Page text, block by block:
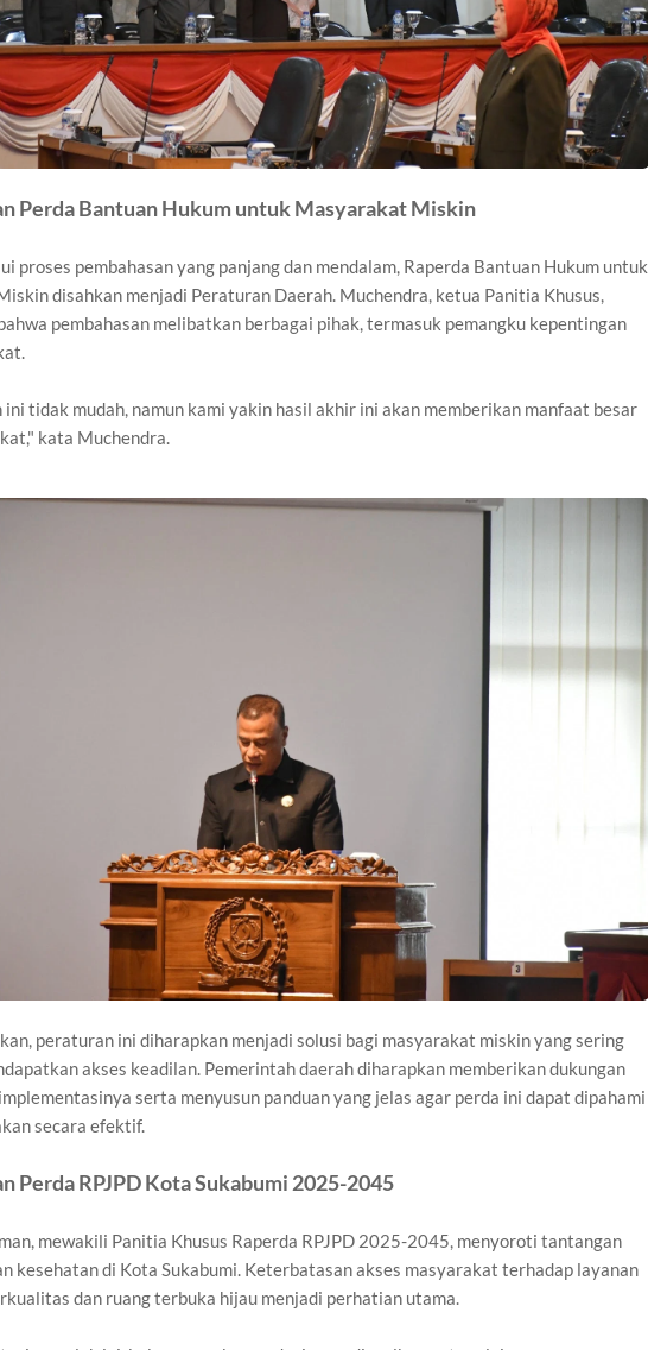
Perda Bantuan Hukum untuk Masyarakat Miskin
proses pembahasan yang panjang dan mendalam, Raperda Bantuan Hukum untuk
disahkan menjadi Peraturan Daerah. Muchendra, ketua Panitia Khusus,
pembahasan melibatkan berbagai pihak, termasuk pemangku kepentingan
ini tidak mudah, namun kami yakin hasil akhir ini akan memberikan manfaat besar
kata Muchendra.
peraturan ini diharapkan menjadi solusi bagi masyarakat miskin yang sering
akses keadilan. Pemerintah daerah diharapkan memberikan dukungan
serta menyusun panduan yang jelas agar perda ini dapat dipahami
secara efektif.
Perda RPJPD Kota Sukabumi 2025-2045
mewakili Panitia Khusus Raperda RPJPD 2025-2045, menyoroti tantangan
kesehatan di Kota Sukabumi. Keterbatasan akses masyarakat terhadap layanan
dan ruang terbuka hijau menjadi perhatian utama.